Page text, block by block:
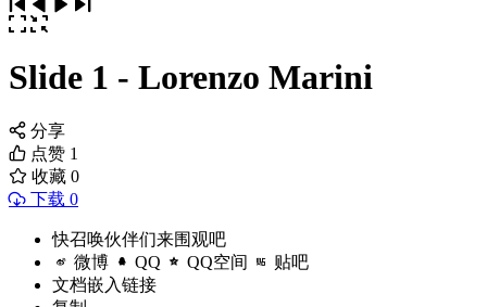
Slide 1 - Lorenzo Marini
分享
点赞 1
收藏 0
下载 0
快召唤伙伴们来围观吧
微博 QQ QQ空间 贴吧
文档嵌入链接